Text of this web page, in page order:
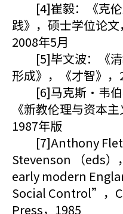
[4]崔毅：《克伦
践》，硕士学位论文
2008年5月
[5]毕文波：《清
形成》，《才智》
[6]马克斯・韦伯
《新教伦理与资本
1987年版
[7]Anthony
Stevenson （eds
early modern
Social Control”，
Press，1985